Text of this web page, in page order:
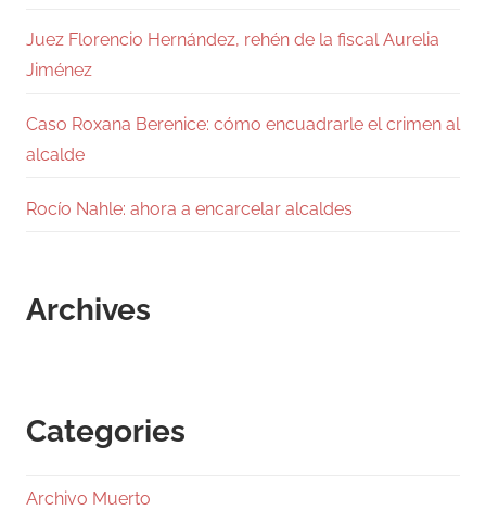
Juez Florencio Hernández, rehén de la fiscal Aurelia
Jiménez
Caso Roxana Berenice: cómo encuadrarle el crimen al
alcalde
Rocío Nahle: ahora a encarcelar alcaldes
Archives
Categories
Archivo Muerto